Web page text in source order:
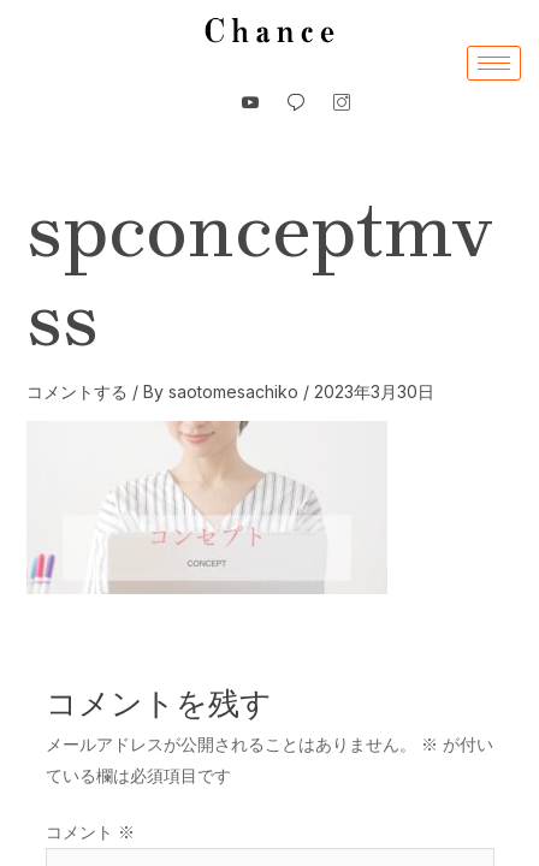
spconceptmv
ss
コメントする / By saotomesachiko / 2023年3月30日
コメントを残す
メールアドレスが公開されることはありません。 ※ が付い
ている欄は必須項目です
コメント ※